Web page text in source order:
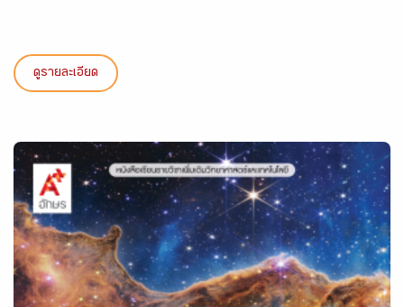
ดูรายละเอียด